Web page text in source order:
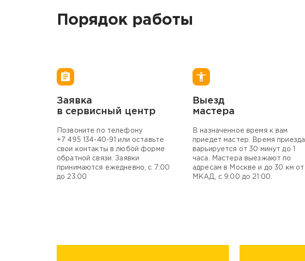
Порядок работы
Заявка
в сервисный центр
Позвоните по телефону
+7 495 134-40-91 или оставьте
свои контакты в любой форме
обратной связи. Заявки
принимаются ежедневно, с 7:00
до 23:00
Выезд
мастера
В назначенное время к вам
приедет мастер. Время приезда
варьируется от 30 минут до 1
часа. Мастера выезжают по
адресам в Москве и до 30 км от
МКАД, с 9:00 до 21:00.